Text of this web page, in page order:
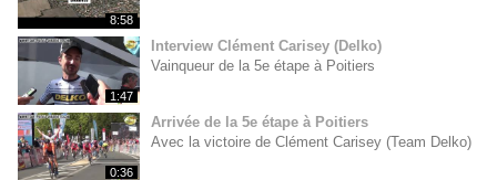
8:58
1:47
Interview Clément Carisey (Delko)
Vainqueur de la 5e étape à Poitiers
0:36
Arrivée de la 5e étape à Poitiers
Avec la victoire de Clément Carisey (Team Delko)